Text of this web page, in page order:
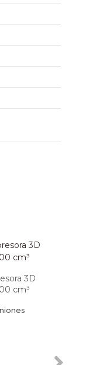
3D
cm³